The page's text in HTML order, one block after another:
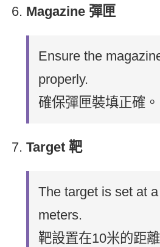
Magazine 彈匣
Ensure the
properly.
確保彈匣裝填正確。
Target 靶
The target is set at
meters.
靶設置在10米的距離